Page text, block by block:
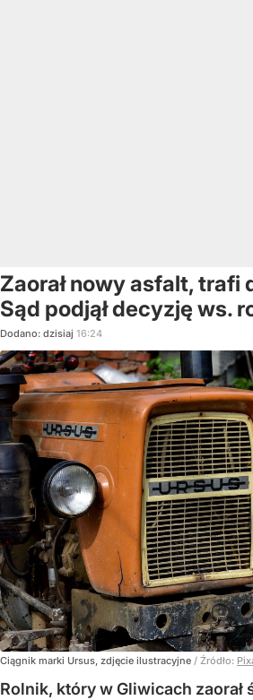
Zaorał nowy asfalt, trafi
Sąd podjął decyzję ws.
Dodano: dzisiaj 16:24
Ciągnik marki Ursus, zdjęcie ilustracyjne / Źródło:
Rolnik, który w Gliwicach zaorał